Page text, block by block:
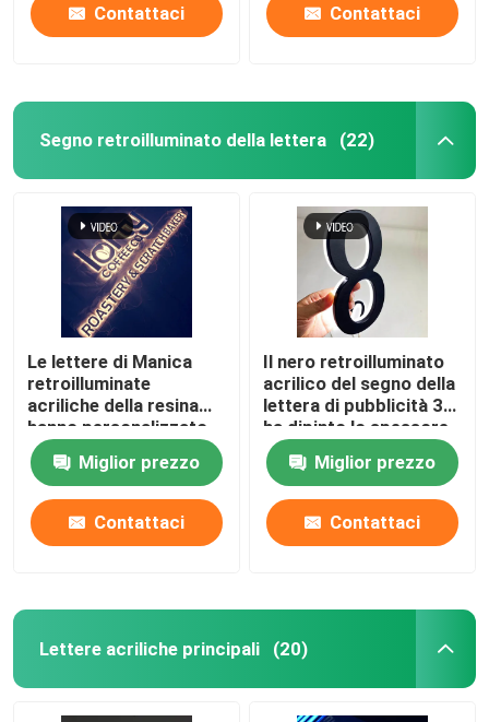
Contattaci Contattaci
Segno retroilluminato della lettera (22)
Le lettere di Manica
retroilluminate
acriliche della resina
hanno personalizzato
12VDC cromato
spazzolatoMiglior prezzo
Contattaci
Il nero retroilluminato
acrilico del segno della
lettera di pubblicità 3D
ha dipinto lo spessore
di 12cm
Miglior prezzo
Contattaci
Lettere acriliche principali (20)